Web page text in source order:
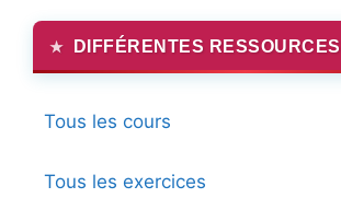
DIFFÉRENTES RESSOURCES
Tous les cours
Tous les exercices